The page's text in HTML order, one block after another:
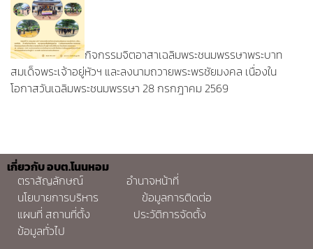
กิจกรรมจิตอาสาเฉลิมพระชนมพรรษาพระบาท
สมเด็จพระเจ้าอยู่หัวฯ และลงนามถวายพระพรชัยมงคล เนื่องใน
โอกาสวันเฉลิมพระชนมพรรษา 28 กรกฎาคม 2569
เกี่ยวกับ อบต.โนนหอม
ตราสัญลักษณ์
อำนาจหน้าที่
นโยบายการบริหาร
ข้อมูลการติดต่อ
แผนที่ สถานที่ตั้ง
ประวัติการจัดตั้ง
ข้อมูลทั่วไป